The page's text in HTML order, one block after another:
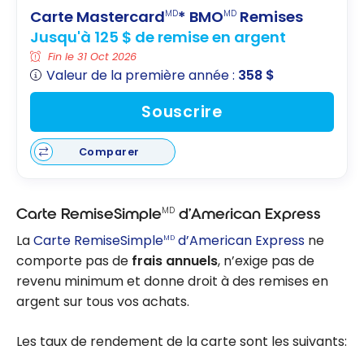
Carte MastercardMD* BMOMD Remises
Jusqu'à 125 $ de remise en argent
Fin le 31 Oct 2026
Valeur de la première année : 358 $
Souscrire
Comparer
Carte RemiseSimpleMD d’American Express
LaCarte RemiseSimpleMD d’American Express ne
comporte pas de frais annuels, n’exige pas de
revenu minimum et donne droit à des remises en
argent sur tous vos achats.
Les taux de rendement de la carte sont les suivants: